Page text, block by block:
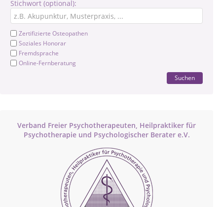
Stichwort (optional):
Zertifizierte Osteopathen
Soziales Honorar
Fremdsprache
Online-Fernberatung
Suchen
Verband Freier Psychotherapeuten, Heilpraktiker für
Psychotherapie und Psychologischer Berater e.V.